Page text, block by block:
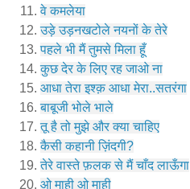
वे कमलेया
उड़े उड़नखटोले नयनों के तेरे
पहले भी मैं तुमसे मिला हूँ
कुछ देर के लिए रह जाओ ना
आधा तेरा इश्क़ आधा मेरा..सतरंगा
बाबूजी भोले भाले
तू है तो मुझे और क्या चाहिए
कैसी कहानी ज़िंदगी?
तेरे वास्ते फ़लक से मैं चाँद लाऊँगा
ओ माही ओ माही